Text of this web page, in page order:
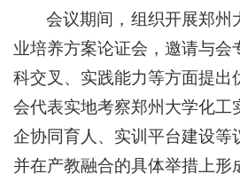
会议期间，组织开展郑州
业培养方案论证会，邀请与会
科交叉、实践能力等方面提出
会代表实地考察郑州大学化工
企协同育人、实训平台建设等
并在产教融合的具体举措上形